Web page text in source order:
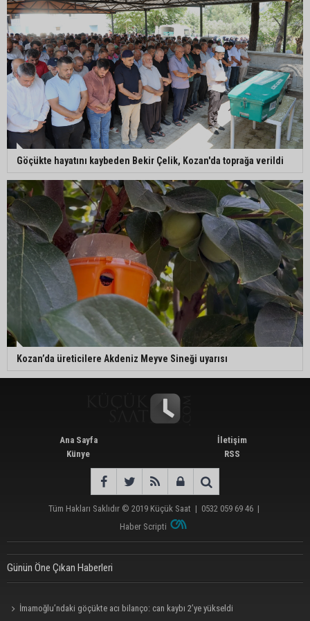
Göçükte hayatını kaybeden Bekir Çelik, Kozan'da toprağa verildi
Kozan’da üreticilere Akdeniz Meyve Sineği uyarısı
Ana Sayfa
Künye
İletişim
RSS
Tüm Hakları Saklıdır © 2019 Küçük Saat | 0532 059 69 46 |
Haber Scripti
Günün Öne Çıkan Haberleri
İmamoğlu’ndaki göçükte acı bilanço: can kaybı 2’ye yükseldi